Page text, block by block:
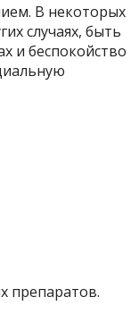
В некоторых
случаях, быть
и беспокойство
препаратов.